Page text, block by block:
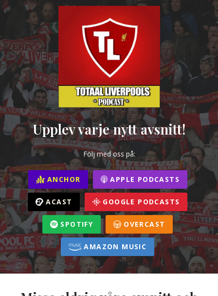
Upplev varje nytt avsnitt!
Följ med oss på:
ANCHOR APPLE PODCASTS
ACAST GOOGLE PODCASTS
SPOTIFY OVERCAST
AMAZON MUSIC